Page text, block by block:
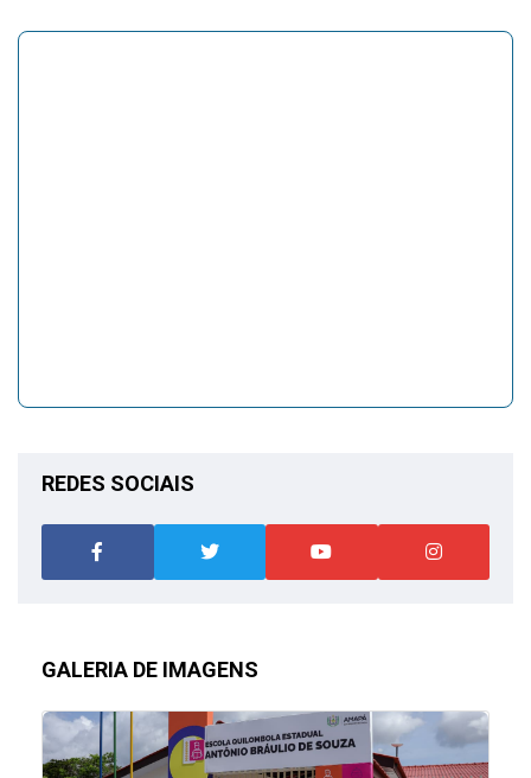
REDES SOCIAIS
GALERIA DE IMAGENS